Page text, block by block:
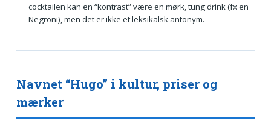
cocktailen kan en “kontrast” være en mørk, tung drink (fx en
Negroni), men det er ikke et leksikalsk antonym.
Navnet “Hugo” i kultur, priser og
mærker